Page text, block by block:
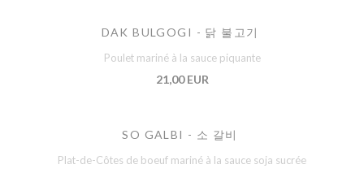
DAK BULGOGI - 닭 불고기
Poulet mariné à la sauce piquante
21,00 EUR
SO GALBI - 소 갈비
Plat-de-Côtes de boeuf mariné à la sauce soja sucrée